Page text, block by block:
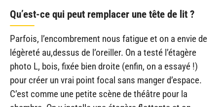
Qu’est-ce qui peut remplacer une tête de lit ?
Parfois, l’encombrement nous fatigue et on a envie de
légèreté au,dessus de l’oreiller. On a testé l’étagère
photo L, bois, fixée bien droite (enfin, on a essayé !)
pour créer un vrai point focal sans manger d’espace.
C’est comme une petite scène de théâtre pour la